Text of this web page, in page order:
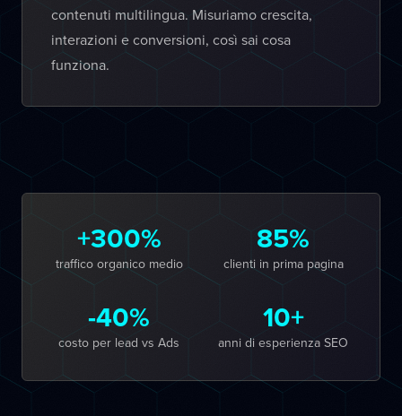
contenuti multilingua. Misuriamo crescita,
interazioni e conversioni, così sai cosa
funziona.
+300%
traffico organico medio
85%
clienti in prima pagina
-40%
costo per lead vs Ads
10+
anni di esperienza SEO